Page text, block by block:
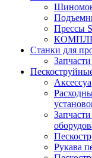
Прессы
Станки для
Рукава